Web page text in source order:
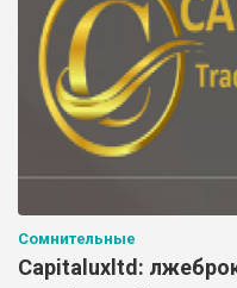
Сомнительные
Capitaluxltd: